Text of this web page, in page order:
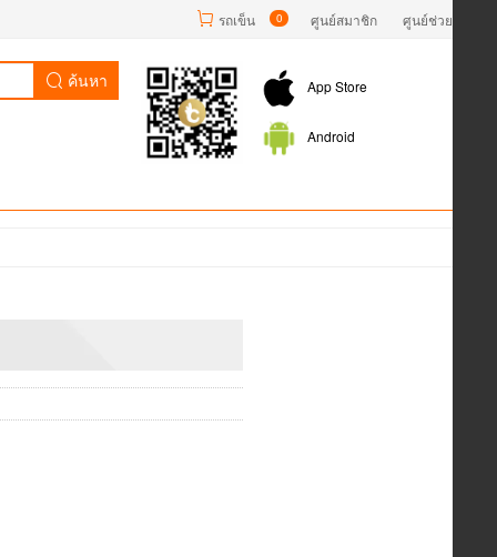
รถเข็น 0 ศูนย์สมาชิก ศูนย์ช่วยเหลือ
ค้นหา App Store
Android